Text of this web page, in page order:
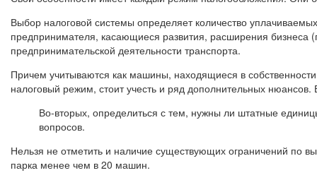
Выбор налоговой системы определяет количество
предпринимателя, касающиеся развития, расширения бизнеса
предпринимательской деятельности транспорта.
Причем учитываются как машины, находящиеся в
налоговый режим, стоит учесть и ряд дополнительных
Во-вторых, определиться с тем, нужны ли штатные
вопросов.
Нельзя не отметить и наличие существующих ограничений по
парка менее чем в 20 машин.